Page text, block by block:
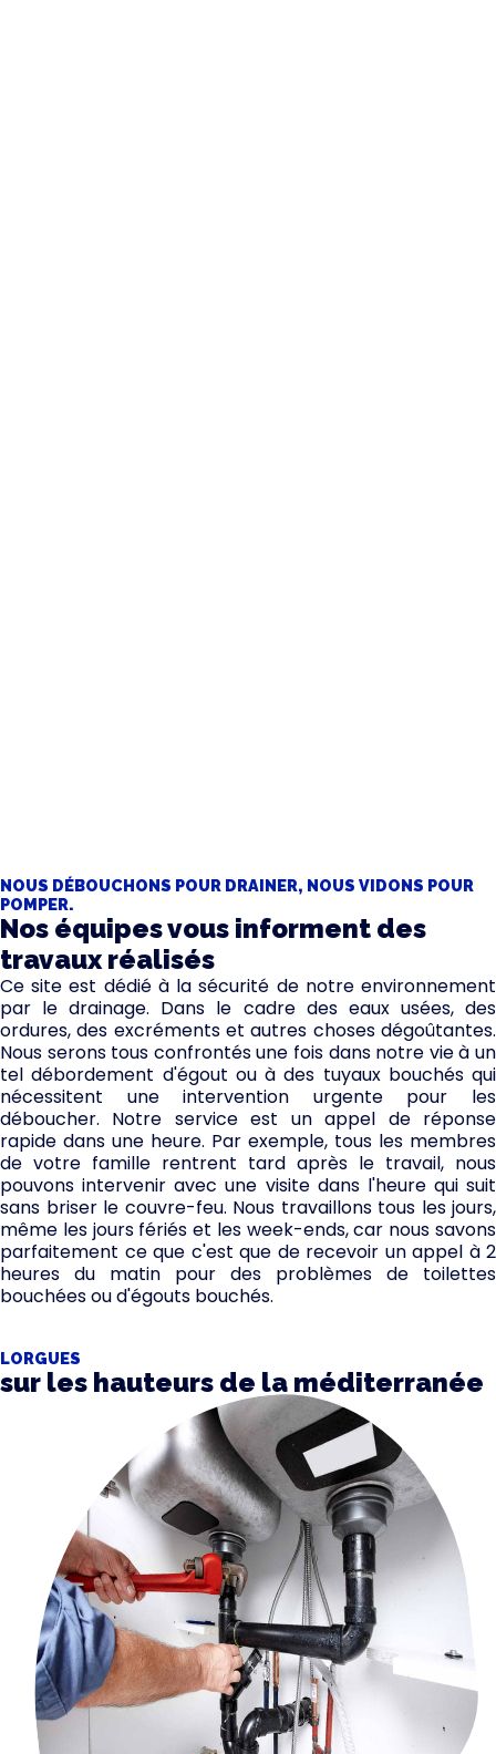
NOUS DÉBOUCHONS POUR DRAINER, NOUS VIDONS POUR
POMPER.
Nos équipes vous informent des
travaux réalisés
Ce site est dédié à la sécurité de notre environnement
par le drainage. Dans le cadre des eaux usées, des
ordures, des excréments et autres choses dégoûtantes.
Nous serons tous confrontés une fois dans notre vie à un
tel débordement d'égout ou à des tuyaux bouchés qui
nécessitent une intervention urgente pour les
déboucher. Notre service est un appel de réponse
rapide dans une heure. Par exemple, tous les membres
de votre famille rentrent tard après le travail, nous
pouvons intervenir avec une visite dans l'heure qui suit
sans briser le couvre-feu. Nous travaillons tous les jours,
même les jours fériés et les week-ends, car nous savons
parfaitement ce que c'est que de recevoir un appel à 2
heures du matin pour des problèmes de toilettes
bouchées ou d'égouts bouchés.
LORGUES
sur les hauteurs de la méditerranée